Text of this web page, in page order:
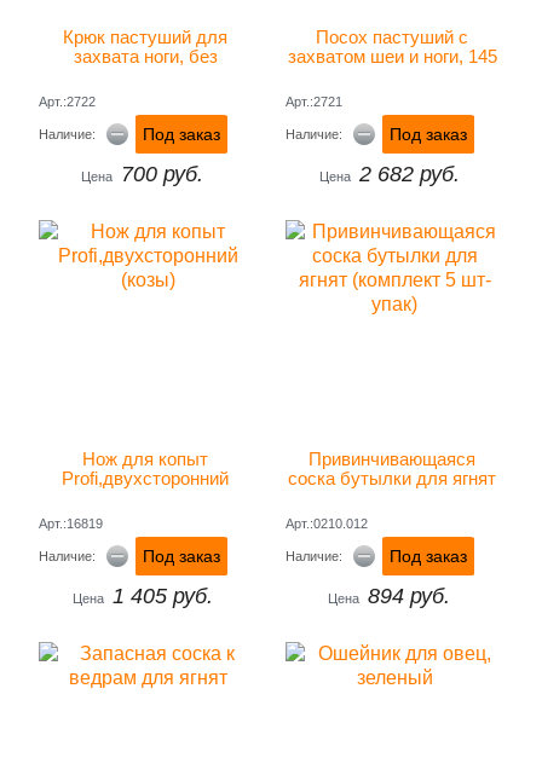
Крюк пастуший для
захвата ноги, без
Арт.:2722
Наличие: Под заказ
Цена 700 руб.
Посох пастуший с
захватом шеи и ноги, 145
Арт.:2721
Наличие: Под заказ
Цена 2 682 руб.
Нож для копыт
Profi,двухсторонний
Арт.:16819
Наличие: Под заказ
Цена 1 405 руб.
Привинчивающаяся
соска бутылки для ягнят
Арт.:0210.012
Наличие: Под заказ
Цена 894 руб.